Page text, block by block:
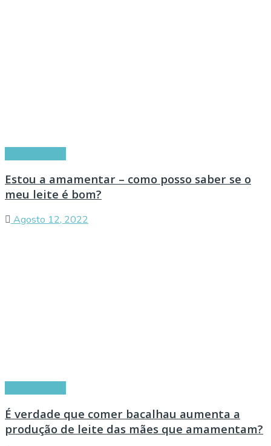
Estou a amamentar – como posso saber se o
meu leite é bom?
Agosto 12, 2022
É verdade que comer bacalhau aumenta a
produção de leite das mães que amamentam?